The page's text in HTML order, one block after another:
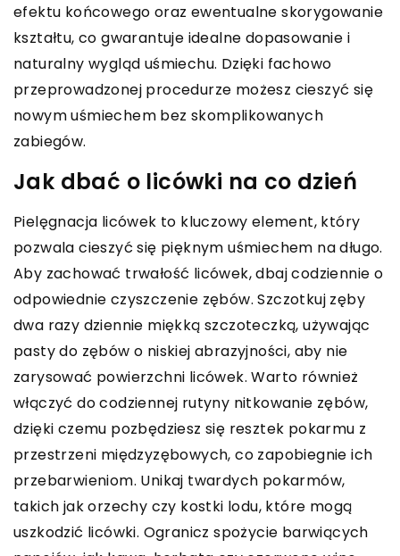
efektu końcowego oraz ewentualne skorygowanie
kształtu, co gwarantuje idealne dopasowanie i
naturalny wygląd uśmiechu. Dzięki fachowo
przeprowadzonej procedurze możesz cieszyć się
nowym uśmiechem bez skomplikowanych
zabiegów.
Jak dbać o licówki na co dzień
Pielęgnacja licówek to kluczowy element, który
pozwala cieszyć się pięknym uśmiechem na długo.
Aby zachować trwałość licówek, dbaj codziennie o
odpowiednie czyszczenie zębów. Szczotkuj zęby
dwa razy dziennie miękką szczoteczką, używając
pasty do zębów o niskiej abrazyjności, aby nie
zarysować powierzchni licówek. Warto również
włączyć do codziennej rutyny nitkowanie zębów,
dzięki czemu pozbędziesz się resztek pokarmu z
przestrzeni międzyzębowych, co zapobiegnie ich
przebarwieniom. Unikaj twardych pokarmów,
takich jak orzechy czy kostki lodu, które mogą
uszkodzić licówki. Ogranicz spożycie barwiących